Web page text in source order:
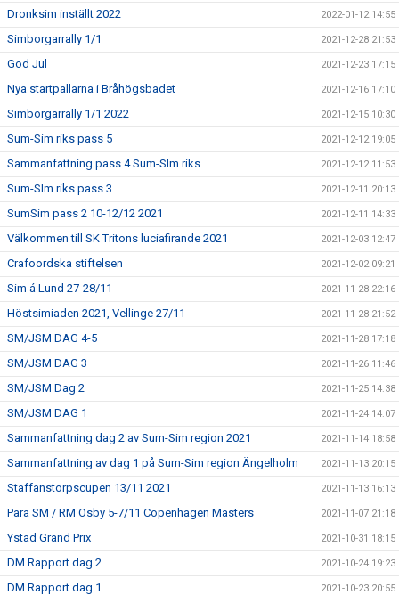
Dronksim inställt 2022 2022-01-12 14:55
Simborgarrally 1/1 2021-12-28 21:53
God Jul 2021-12-23 17:15
Nya startpallarna i Bråhögsbadet 2021-12-16 17:10
Simborgarrally 1/1 2022 2021-12-15 10:30
Sum-Sim riks pass 5 2021-12-12 19:05
Sammanfattning pass 4 Sum-SIm riks 2021-12-12 11:53
Sum-SIm riks pass 3 2021-12-11 20:13
SumSim pass 2 10-12/12 2021 2021-12-11 14:33
Välkommen till SK Tritons luciafirande 2021 2021-12-03 12:47
Crafoordska stiftelsen 2021-12-02 09:21
Sim á Lund 27-28/11 2021-11-28 22:16
Höstsimiaden 2021, Vellinge 27/11 2021-11-28 21:52
SM/JSM DAG 4-5 2021-11-28 17:18
SM/JSM DAG 3 2021-11-26 11:46
SM/JSM Dag 2 2021-11-25 14:38
SM/JSM DAG 1 2021-11-24 14:07
Sammanfattning dag 2 av Sum-Sim region 2021 2021-11-14 18:58
Sammanfattning av dag 1 på Sum-Sim region Ängelholm 2021-11-13 20:15
Staffanstorpscupen 13/11 2021 2021-11-13 16:13
Para SM / RM Osby 5-7/11 Copenhagen Masters 2021-11-07 21:18
Ystad Grand Prix 2021-10-31 18:15
DM Rapport dag 2 2021-10-24 19:23
DM Rapport dag 1 2021-10-23 20:55